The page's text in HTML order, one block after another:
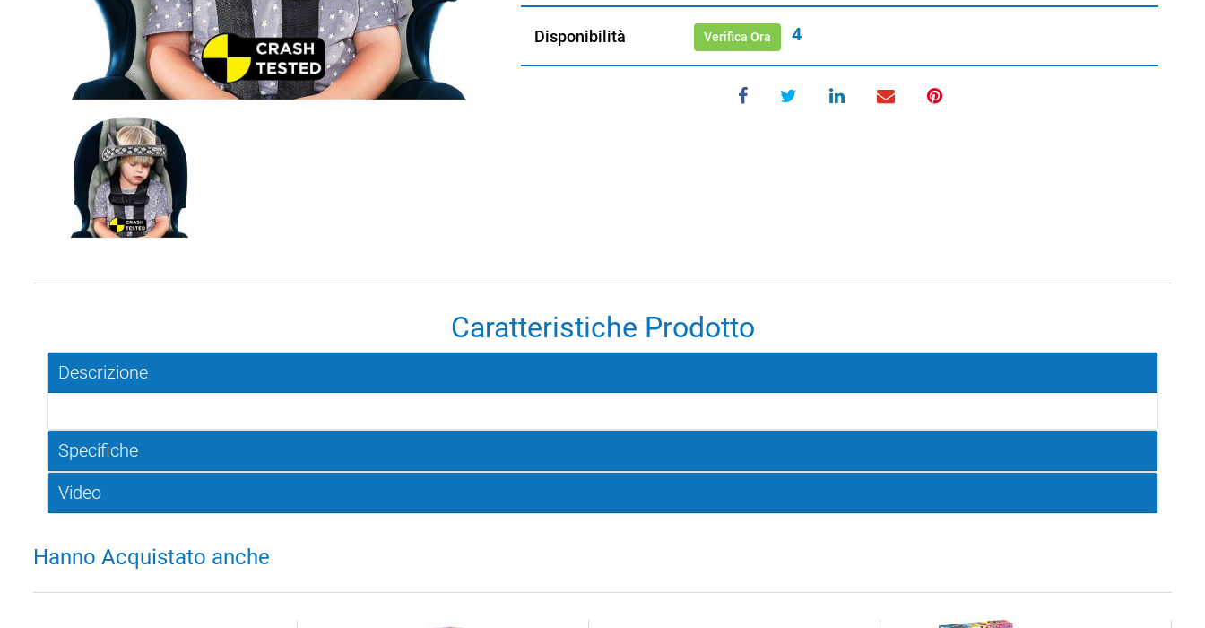
Disponibilità Verifica Ora 4
Caratteristiche Prodotto
Descrizione
Specifiche
Video
Hanno Acquistato anche